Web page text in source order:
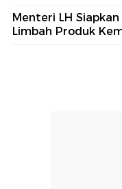
Menteri LH
Limbah Produk